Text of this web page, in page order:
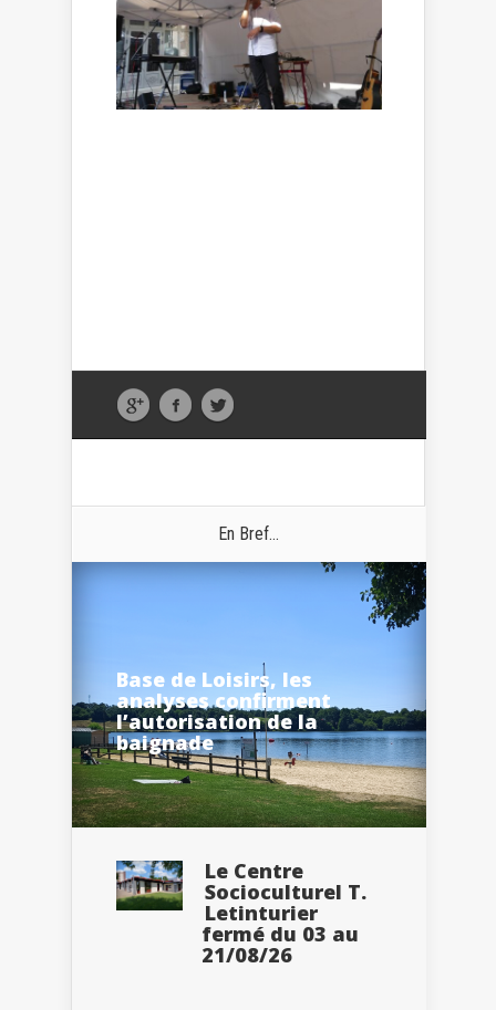
En Bref...
Base de Loisirs, les
analyses confirment
l’autorisation de la
baignade
Le Centre
Socioculturel T.
Letinturier
fermé du 03 au
21/08/26